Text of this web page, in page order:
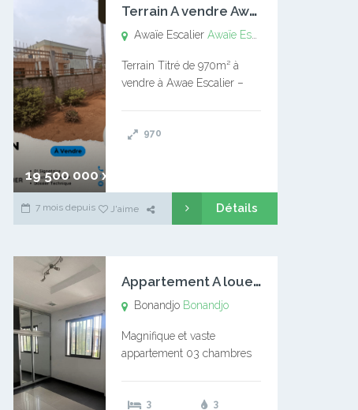
19 500 000 xaf
T
errain A vendre Awaïe Escalier
Awaïe EscalierAwaïe Escalier
Terrain Titré de 970m² à
vendre à Awae Escalier –
l’Université Catholique –
970
7 mois depuis J'aime Détails
A
ppartement A louer Bonandjo
Bonandjo Bonandjo
Magnifique et vaste
appartement 03 chambres
douches 01 vaste salon 01
3
3